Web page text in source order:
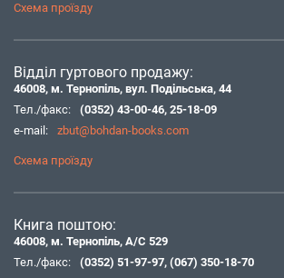
Схема проїзду
Відділ гуртового продажу:
46008, м. Тернопіль, вул. Подільська, 44
Тел./факс:
(0352) 43-00-46, 25-18-09
e-mail:
zbut@bohdan-books.com
Схема проїзду
Книга поштою:
46008, м. Тернопіль, А/С 529
Тел./факс:
(0352) 51-97-97, (067) 350-18-70